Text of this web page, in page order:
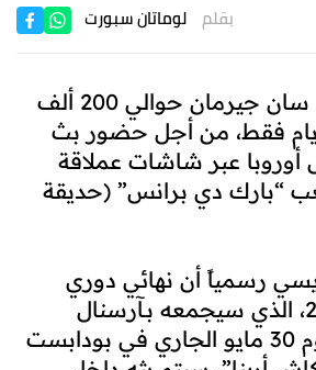
بقلم لوماتان سبورت
تلقى نادي باريس سان جيرمان حوالي 200 ألف
فقط، من أجل حضور بث
أوروبا عبر شاشات عملاقة
“بارك دي برانس” (حديقة
رسمياً أن نهائي دوري
أبطال أوروبا 2026، الذي سيجمعه بـآرسنال
والمقرر إقامته يوم 30 مايو الجاري في بودابست